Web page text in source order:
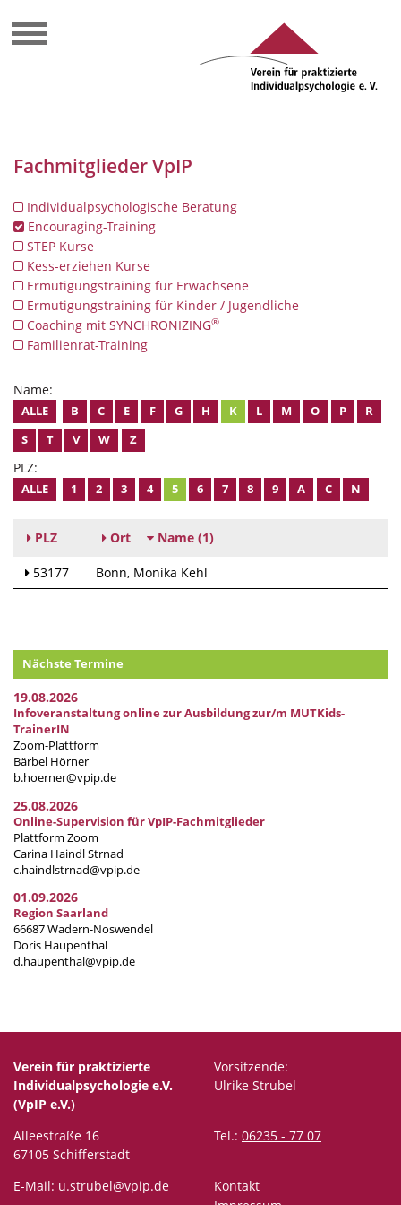
Fachmitglieder VpIP
Individualpsychologische Beratung
Encouraging-Training
STEP Kurse
Kess-erziehen Kurse
Ermutigungstraining für Erwachsene
Ermutigungstraining für Kinder / Jugendliche
Coaching mit SYNCHRONIZING®
Familienrat-Training
Name:
ALLE B C E F G H K L M O P
R
S
T V W Z
PLZ:
ALLE 1 2 3 4 5 6 7 8 9 A C N
PLZ Ort Name (1)
53177 Bonn Monika Kehl
Nächste Termine
19.08.2026
Infoveranstaltung online zur Ausbildung zur/m MUTKids-
TrainerIN
Zoom-Plattform
Bärbel Hörner
b.hoerner@vpip.de
25.08.2026
Online-Supervision für VpIP-Fachmitglieder
Plattform Zoom
Carina Haindl Strnad
c.haindlstrnad@vpip.de
01.09.2026
Region Saarland
66687 Wadern-Noswendel
Doris Haupenthal
d.haupenthal@vpip.de
Verein für praktizierte
Individualpsychologie e.V.
(VpIP e.V.)
Vorsitzende:
Ulrike Strubel
Alleestraße 16
67105 Schifferstadt
Tel.: 06235 - 77 07
E-Mail: u.strubel@vpip.de
Kontakt